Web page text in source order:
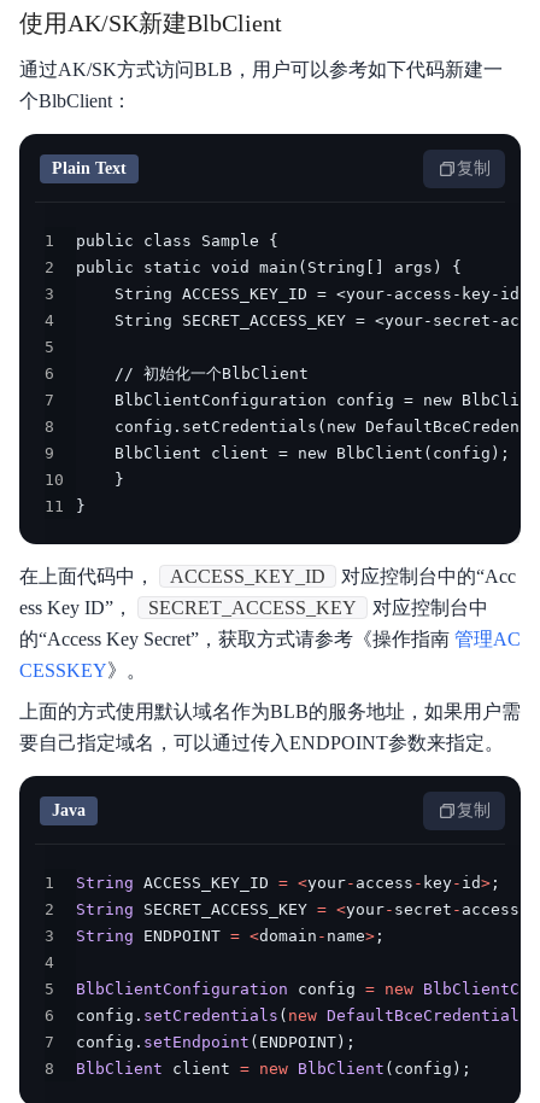
使用AK/SK新建BlbClient
通过AK/SK方式访问BLB，用户可以参考如下代码新建一
个BlbClient：
Plain Text 复制
1
2
3
4
5
6
7
8
9
10
11
}
在上面代码中， ACCESS_KEY_ID
对应控制台中的“Acc
ess Key ID”，
SECRET_ACCESS_KEY
对应控制台中
的“Access Key Secret”，获取方式请参考《操作指南 管理AC
CESSKEY》。
上面的方式使用默认域名作为BLB的服务地址，如果用户需
要自己指定域名，可以通过传入ENDPOINT参数来指定。
Java 复制
1 String ACCESS_KEY_ID = <your- access - key- id> ;
2
String SECRET_ACCESS_KEY = <your- secret - access
3
String ENDPOINT = <domain - name> ;
4
5
BlbClientConfiguration config = new
6
config . setCredentials ( new DefaultBceCredentials
7
config . setEndpoint ( ENDPOINT) ;
8
BlbClient client = new BlbClient ( config ) ;